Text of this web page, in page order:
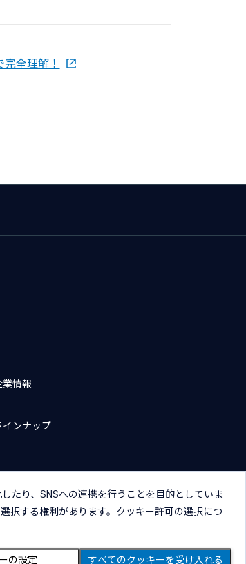
全理解！
業情報
インナップ
ファレンス
Copyright © NTT DATA Japan Corporation
たり、SNSへの連携を行うことを目的としていま
択する権利があります。クッキー許可の選択につ
すべてのクッキーを受け入れる
の設定